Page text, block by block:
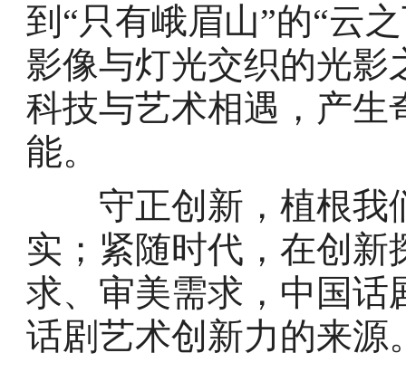
到“只有峨眉山”的“云
影像与灯光交织的光影
科技与艺术相遇，产生
能。
守正创新，植根我
实；紧随时代，在创
求、审美需求，中国话
话剧艺术创新力的来源